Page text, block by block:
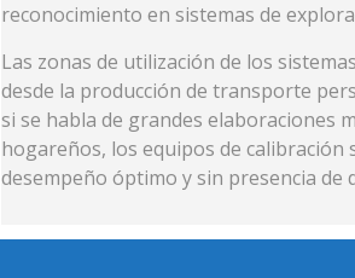
reconocimiento en sistemas de
Las zonas de utilización de los
desde la producción de transporte
si se habla de grandes elaboraciones
hogareños, los equipos de
desempeño óptimo y sin presencia de